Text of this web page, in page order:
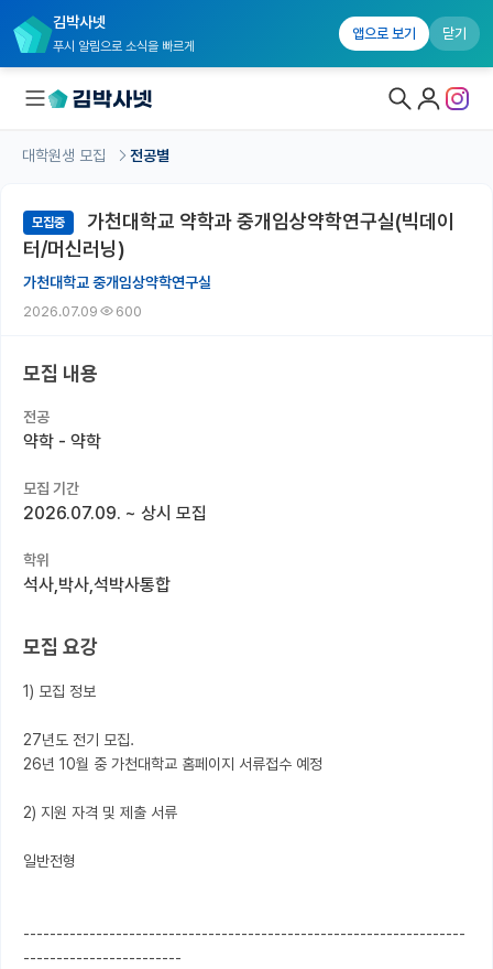
김박사넷
푸시 알림으로 소식을 빠르게
앱으로 보기 닫기
대학원생 모집 홈
기관별 모집 정보
연구실별 모집 정보
전공별 모집 정보
국내대학원 정보
연구실&오픈랩
커리어
재팬라운지 🌸
대학원생 모집 전공별
모집중
가천대학교 약학과 중개임상약학연구실(빅데이
터/머신러닝)
가천대학교 중개임상약학연구실
2026.07.09 600
모집 내용
전공
약학 - 약학
모집 기간
2026.07.09. ~ 상시 모집
학위
석사,박사,석박사통합
모집 요강
1) 모집 정보
27년도 전기 모집.
26년 10월 중 가천대학교 홈페이지 서류접수 예정
2) 지원 자격 및 제출 서류
일반전형
-------------------------------------------------------------------
------------------------